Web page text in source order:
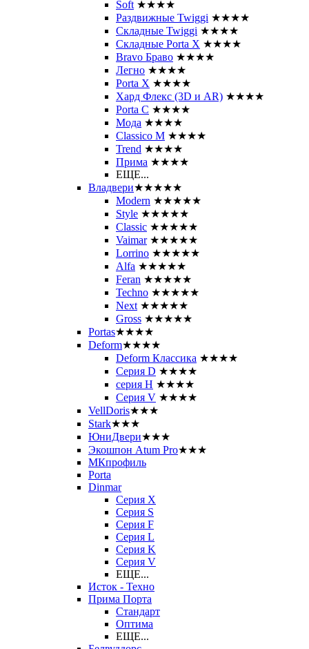
Soft ★★★★
Раздвижные Twiggi ★★★★
Складные Twiggi ★★★★
Складные Porta X ★★★★
Bravo Браво ★★★★
Легно ★★★★
Porta X ★★★★
Хард Флекс (3D и AR) ★★★★
Porta C ★★★★
Мода ★★★★
Classico M ★★★★
Trend ★★★★
Прима ★★★★
ЕЩЕ...
Владвери★★★★★
Modern ★★★★★
Style ★★★★★
Classic ★★★★★
Vaimar ★★★★★
Lorrino ★★★★★
Alfa ★★★★★
Feran ★★★★★
Techno ★★★★★
Next ★★★★★
Gross ★★★★★
Portas★★★★
Deform★★★★
Deform Классика ★★★★
Серия D ★★★★
серия H ★★★★
Серия V ★★★★
VellDoris★★★
Stark★★★
ЮниДвери★★★
Экошпон Atum Pro★★★
МКпрофиль
Porta
Dinmar
Серия X
Серия S
Серия F
Серия L
Серия K
Серия V
ЕЩЕ...
Исток - Техно
Прима Порта
Стандарт
Оптима
ЕЩЕ...